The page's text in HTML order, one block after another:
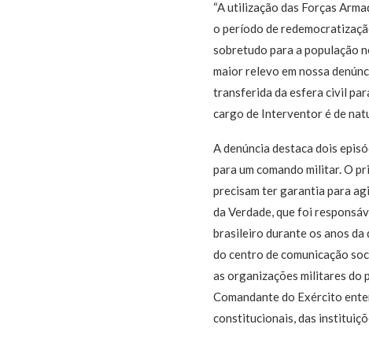
“A utilização das Forças
o período de
sobretudo para a população
maior relevo em nossa
transferida da esfera civil
cargo de Interventor é de
A denúncia destaca dois
para um comando militar. O
precisam ter garantia para
da Verdade, que foi
brasileiro durante os anos da
do centro de comunicação
as organizações militares do
Comandante do Exército
constitucionais, das